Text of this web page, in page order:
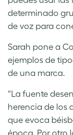
determinado
de voz para
Sarah pone a
ejemplos de
de una marca.
“La fuente
herencia de los
que evoca
época. Por otro